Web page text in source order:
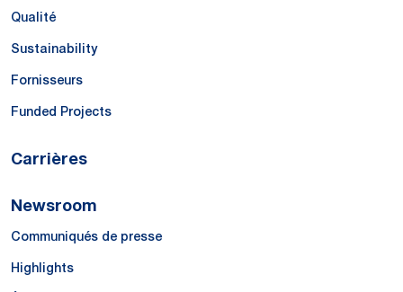
Qualité
Sustainability
Fornisseurs
Funded Projects
Carrières
Newsroom
Communiqués de presse
Highlights